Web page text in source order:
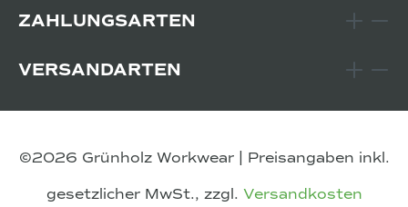
ZAHLUNGSARTEN
VERSANDARTEN
©2026 Grünholz Workwear | Preisangaben inkl.
gesetzlicher MwSt., zzgl. Versandkosten